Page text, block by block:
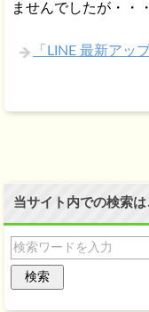
ませんでしたが・・
「LINE 最新アッ
当サイト内での検索